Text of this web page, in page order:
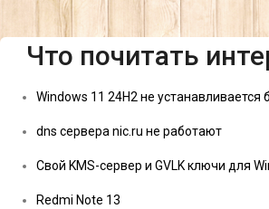
Что почитать
Windows 11 24H2 не устанавливается
dns сервера nic.ru не работают
Свой KMS-сервер и GVLK ключи для
Redmi Note 13